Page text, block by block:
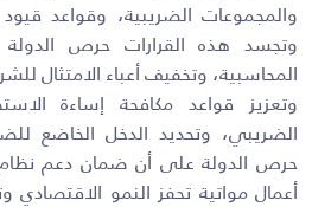
والمجموعات الضريبية، وقواعد
وتجسد هذه القرارات حرص
المحاسبية، وتخفيف أعباء الامتثال
وتعزيز قواعد مكافحة إساءة
الضريبي، وتحديد الدخل الخاضع
حرص الدولة على أن ضمان دعم نظام
أعمال مواتية تحفز النمو الاقتصادي